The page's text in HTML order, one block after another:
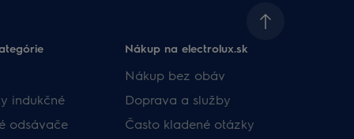
indukčné
odsávače
Nákup na electrolux.sk
Nákup bez obáv​
Doprava a služby​
​Často kladené otázky​